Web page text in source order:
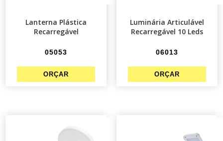
Lanterna Plástica
Recarregável
05053
Luminária Articulável
Recarregável 10 Leds
06013